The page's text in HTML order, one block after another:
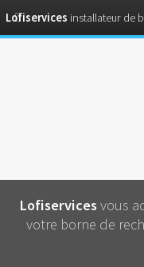
Lofiservices vous
votre borne de
Lofiservices installateur de